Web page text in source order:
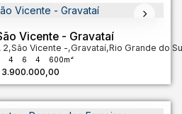
Vicente - Gravataí
3.900.000,00
2,São Vicente ,Gravataí,Rio Grande do
4 6 4 600m²